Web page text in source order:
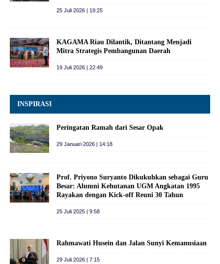
25 Juli 2026 | 19:25
KAGAMA Riau Dilantik, Ditantang Menjadi
Mitra Strategis Pembangunan Daerah
19 Juli 2026 | 22:49
INSPIRASI
Peringatan Ramah dari Sesar Opak
29 Januari 2026 | 14:18
Prof. Priyono Suryanto Dikukuhkan sebagai Guru
Besar: Alumni Kehutanan UGM Angkatan 1995
Rayakan dengan Kick-off Reuni 30 Tahun
25 Juli 2025 | 9:58
Rahmawati Husein dan Jalan Sunyi Kemanusiaan
29 Juli 2026 | 7:15